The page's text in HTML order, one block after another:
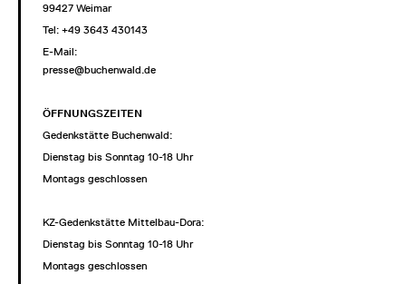
99427 Weimar
Tel: +49 3643 430143
E-Mail:
presse@buchenwald.de
ÖFFNUNGSZEITEN
Gedenkstätte Buchenwald:
Dienstag bis Sonntag 10-18 Uhr
Montags geschlossen
KZ-Gedenkstätte Mittelbau-Dora:
Dienstag bis Sonntag 10-18 Uhr
Montags geschlossen